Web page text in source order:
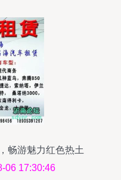
畅游魅力红色热土
06 17:30:46